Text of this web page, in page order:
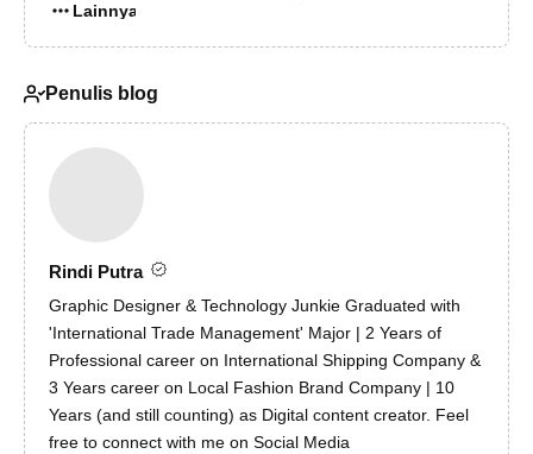
Lainnya…
Penulis blog
Rindi Putra
Graphic Designer & Technology Junkie Graduated with
'International Trade Management' Major | 2 Years of
Professional career on International Shipping Company &
3 Years career on Local Fashion Brand Company | 10
Years (and still counting) as Digital content creator. Feel
free to connect with me on Social Media